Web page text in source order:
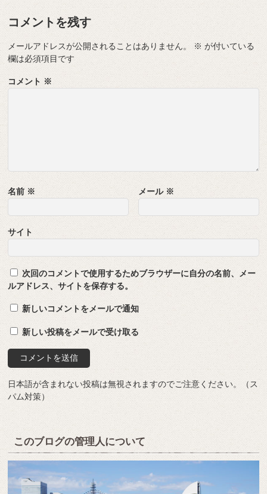
コメントを残す
メールアドレスが公開されることはありません。 ※ が付いている
欄は必須項目です
コメント ※
名前 ※ メール ※
サイト
次回のコメントで使用するためブラウザーに自分の名前、メー
ルアドレス、サイトを保存する。
新しいコメントをメールで通知
新しい投稿をメールで受け取る
日本語が含まれない投稿は無視されますのでご注意ください。（ス
パム対策）
このブログの管理人について